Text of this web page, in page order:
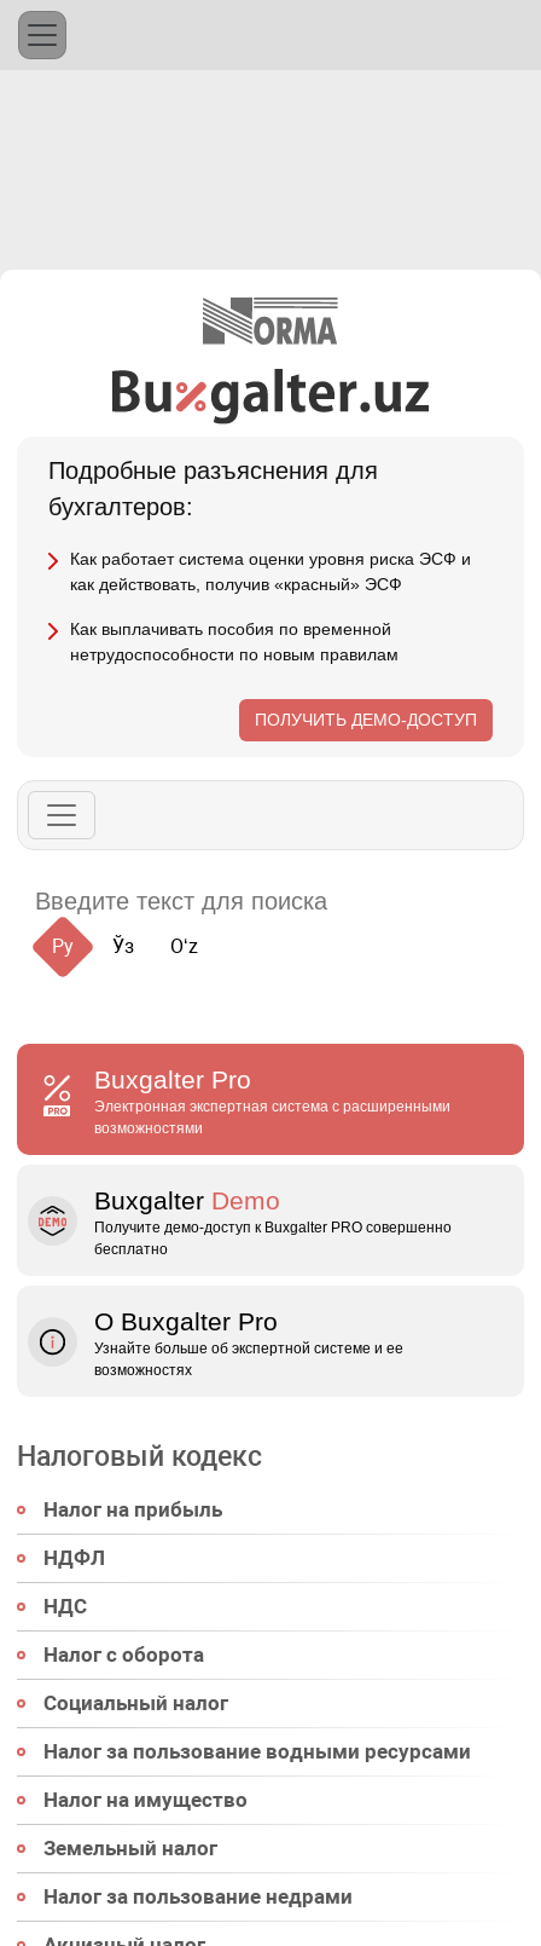
Подробные разъяснения для
бухгалтеров:
Как работает система оценки уровня риска ЭСФ и
как действовать, получив «красный» ЭСФ
Как выплачивать пособия по временной
нетрудоспособности по новым правилам
ПОЛУЧИТЬ ДЕМО-ДОСТУП
Ру Ўз Oʻz
Buxgalter Pro
Электронная экспертная система с расширенными
возможностями
Buxgalter Demo
Получите демо‑доступ к Buxgalter PRO совершенно
бесплатно
О Buxgalter Pro
Узнайте больше об экспертной системе и ее
возможностях
Налоговый кодекс
Налог на прибыль
НДФЛ
НДС
Налог с оборота
Социальный налог
Налог за пользование водными ресурсами
Налог на имущество
Земельный налог
Налог за пользование недрами